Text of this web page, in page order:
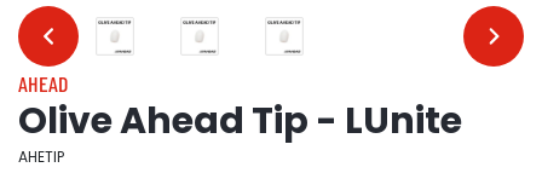
… …
AHEAD
Olive Ahead Tip - LUnite
AHETIP